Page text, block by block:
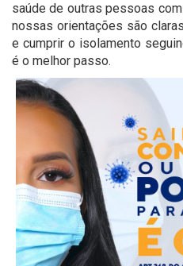
saúde de outras pessoas
nossas orientações são
e cumprir o isolamento
é o melhor passo.